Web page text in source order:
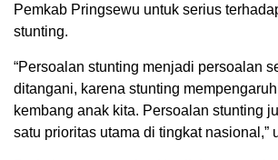
Pemkab Pringsewu untuk serius
stunting.
“Persoalan stunting menjadi persoalan
ditangani, karena stunting
kembang anak kita. Persoalan stunting
satu prioritas utama di tingkat nasional,”